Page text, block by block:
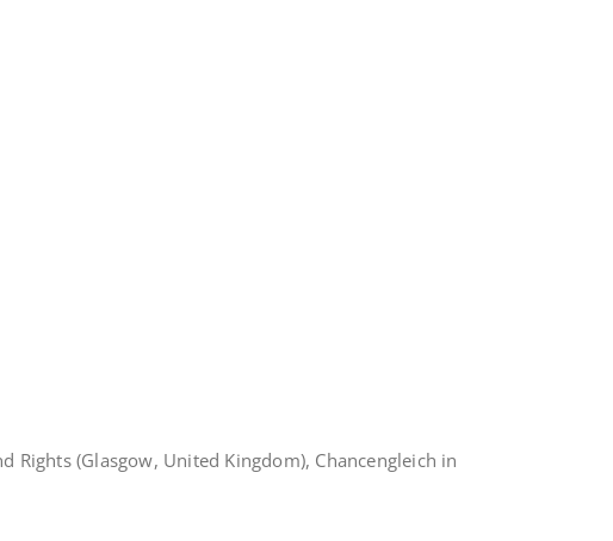
Rights (Glasgow, United Kingdom), Chancengleich in